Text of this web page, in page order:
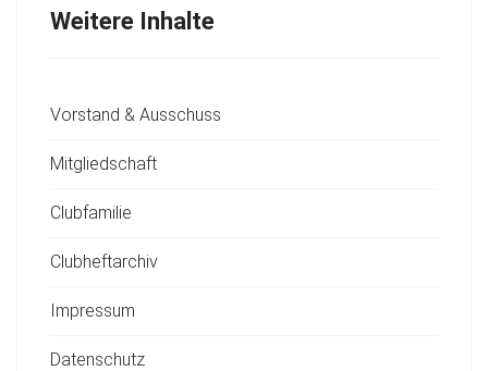
Weitere Inhalte
Vorstand & Ausschuss
Mitgliedschaft
Clubfamilie
Clubheftarchiv
Impressum
Datenschutz